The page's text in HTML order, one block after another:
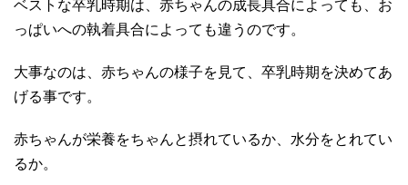
ベストな卒乳時期は、赤ちゃんの成長具合によっても、お
っぱいへの執着具合によっても違うのです。
大事なのは、赤ちゃんの様子を見て、卒乳時期を決めてあ
げる事です。
赤ちゃんが栄養をちゃんと摂れているか、水分をとれてい
るか。